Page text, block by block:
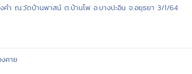
ำ ณ.วัดบ้านพาสน์ ต.บ้านโพ อ.บางปะอิน จ.อยุธยา 3/1/64
คาย